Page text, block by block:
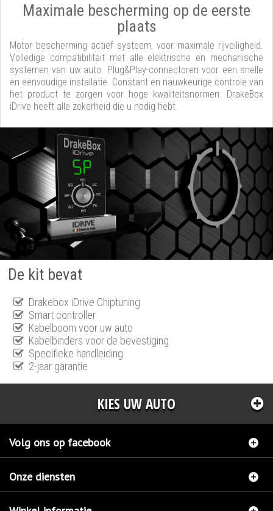
Maximale bescherming op de eerste
plaats
Motor bescherming actief systeem, voor maximale rijveiligheid.
Volledige compatibiliteit met alle elektrische en mechanische
systemen van uw auto. Plug&Play-connectoren voor een snelle
en eenvoudige installatie. Constant en nauwkeurige controle van
het product te zorgen voor hoge kwaliteitsnormen. DrakeBox
iDrive heeft alle zekerheid die u nodig hebt.
De kit bevat
Drakebox iDrive Chiptuning
Smart controller
Kabelboom voor uw auto
Kabelbinders voor de bevestiging
Specifieke handleiding
2-jaar garantie
KIES UW AUTO
Volg ons op facebook
Onze diensten